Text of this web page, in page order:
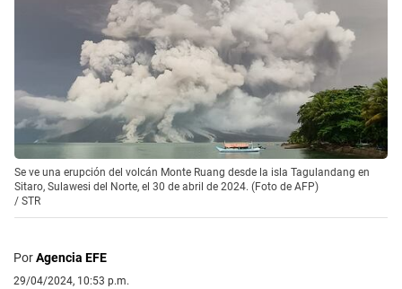
Se ve una erupción del volcán Monte Ruang desde la isla Tagulandang en
Sitaro, Sulawesi del Norte, el 30 de abril de 2024. (Foto de AFP)
/ STR
PorAgencia EFE
29/04/2024, 10:53 p.m.